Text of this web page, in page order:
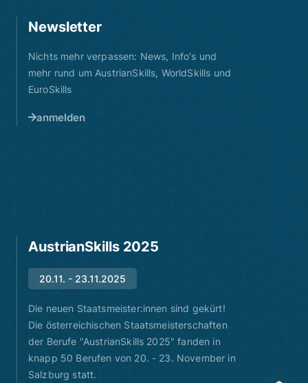
Newsletter
Nichts mehr verpassen: News, Info's und
mehr rund um AustrianSkills, WorldSkills und
EuroSkills
anmelden
AustrianSkills 2025
20.11. - 23.11.2025
Die neuen Staatsmeister:innen sind gekürt!
Die österreichischen Staatsmeisterschaften
der Berufe "AustrianSkills 2025" fanden in
knapp 50 Berufen von 20. - 23. November in
Salzburg statt.